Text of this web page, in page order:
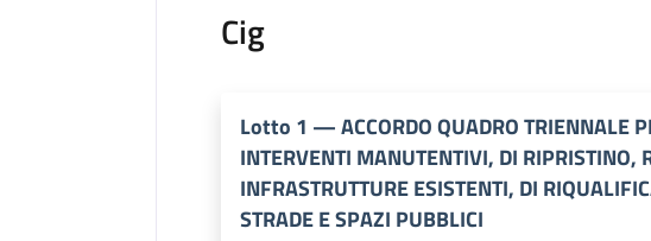
Cig
Lotto 1 —ACCORDO QUADRO TRIENNALE
INTERVENTI MANUTENTIVI, DI RIPRISTINO,
INFRASTRUTTURE ESISTENTI, DI
STRADE E SPAZI PUBBLICI